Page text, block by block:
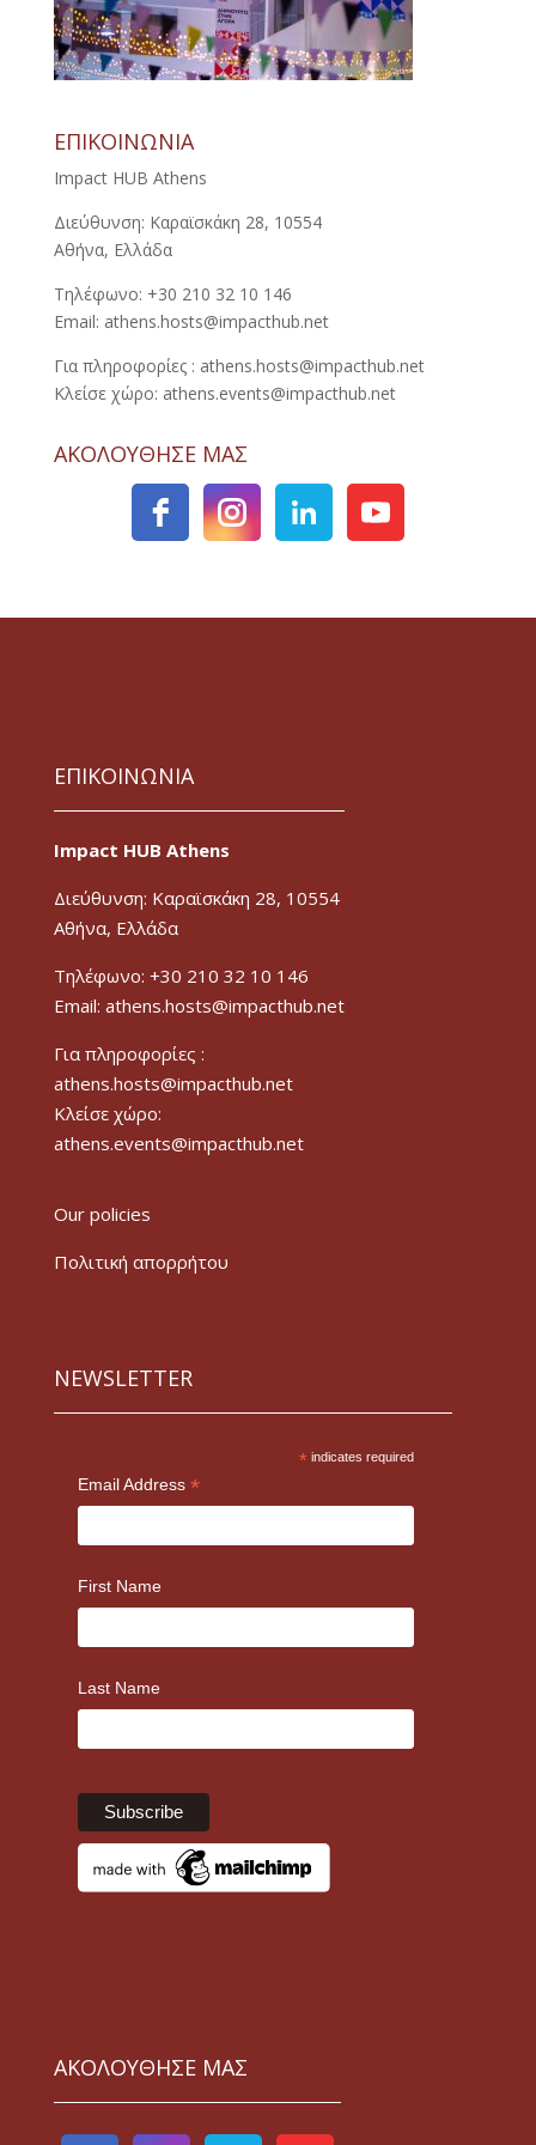
ΕΠΙΚΟΙΝΩΝΙΑ
Impact HUB Athens
Διεύθυνση: Καραϊσκάκη 28, 10554
Αθήνα, Ελλάδα
Τηλέφωνο: +30 210 32 10 146
Email: athens.hosts@impacthub.net
Για πληροφορίες : athens.hosts@impacthub.net
Κλείσε χώρο: athens.events@impacthub.net
ΑΚΟΛΟΥΘΗΣΕ ΜΑΣ
ΕΠΙΚΟΙΝΩΝΙΑ
Impact HUB Athens
Διεύθυνση: Καραϊσκάκη 28, 10554
Αθήνα, Ελλάδα
Τηλέφωνο: +30 210 32 10 146
Email: athens.hosts@impacthub.net
Για πληροφορίες :
athens.hosts@impacthub.net
Κλείσε χώρο:
athens.events@impacthub.net
Our policies
Πολιτική απορρήτου
NEWSLETTER
* indicates required
Email Address *
First Name
Last Name
ΑΚΟΛΟΥΘΗΣΕ ΜΑΣ